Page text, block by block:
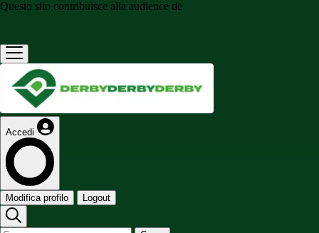
Questo sito contribuisce alla audience de
Accedi
Modifica profilo Logout